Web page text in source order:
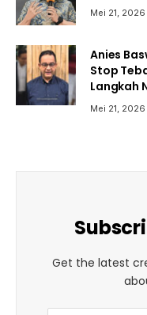
Mei 21, 2026
Anies
Stop
Langkah
Mei 21, 2026
Get the latest